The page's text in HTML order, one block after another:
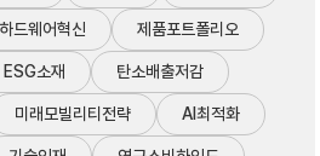
하드웨어혁신 제품포트폴리오
ESG소재 탄소배출저감
미래모빌리티전략 AI최적화